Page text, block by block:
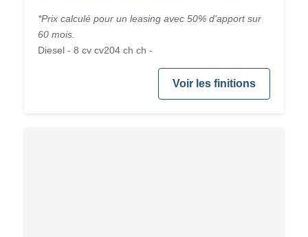
*Prix calculé pour un leasing avec 50% d'apport sur
60 mois.
Diesel - 8 cv cv204 ch ch -
Voir les finitions